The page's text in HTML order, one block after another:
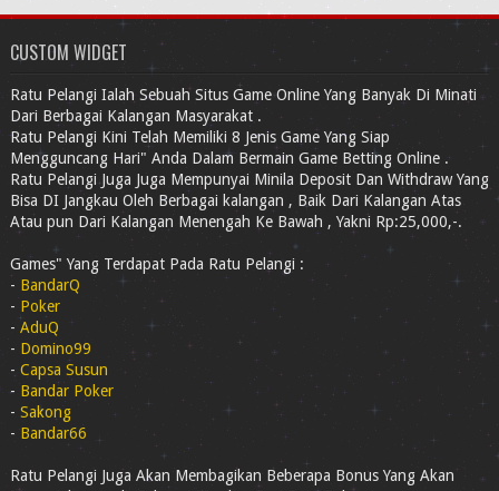
CUSTOM WIDGET
Ratu Pelangi Ialah Sebuah Situs Game Online Yang Banyak Di Minati
Dari Berbagai Kalangan Masyarakat .
Ratu Pelangi Kini Telah Memiliki 8 Jenis Game Yang Siap
Mengguncang Hari" Anda Dalam Bermain Game Betting Online .
Ratu Pelangi Juga Juga Mempunyai Minila Deposit Dan Withdraw Yang
Bisa DI Jangkau Oleh Berbagai kalangan , Baik Dari Kalangan Atas
Atau pun Dari Kalangan Menengah Ke Bawah , Yakni Rp:25,000,-.
Games" Yang Terdapat Pada Ratu Pelangi :
- BandarQ
- Poker
- AduQ
- Domino99
- Capsa Susun
- Bandar Poker
- Sakong
- Bandar66
Ratu Pelangi Juga Akan Membagikan Beberapa Bonus Yang Akan